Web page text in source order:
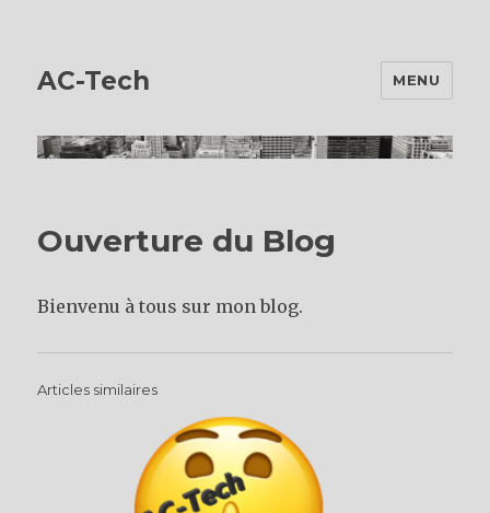
AC-Tech MENU
Ouverture du Blog
Bienvenu à tous sur mon blog.
Articles similaires